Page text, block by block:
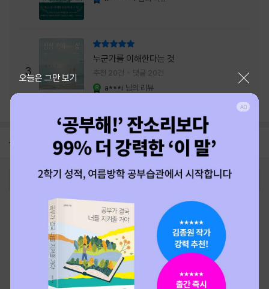
3
누군가를 이해한다는 것
추천 20건 댓글 20건
a***i 님의 리뷰
공지 26년 NBCI 수상 안내
2026-08-01
오늘은 그만 보기
로그인 최근 본 상품 주문/배송
고객센터 1544-3800 티켓 1544-6399
중고샵 1566-4295
eBook 1:1문의/채팅상담
예스이십사(주) 사업자 정보
이용약관
개인정보처리방침
청소년보호정책
PC버전
회사소개
거래처관계자께
도서홍보
광고